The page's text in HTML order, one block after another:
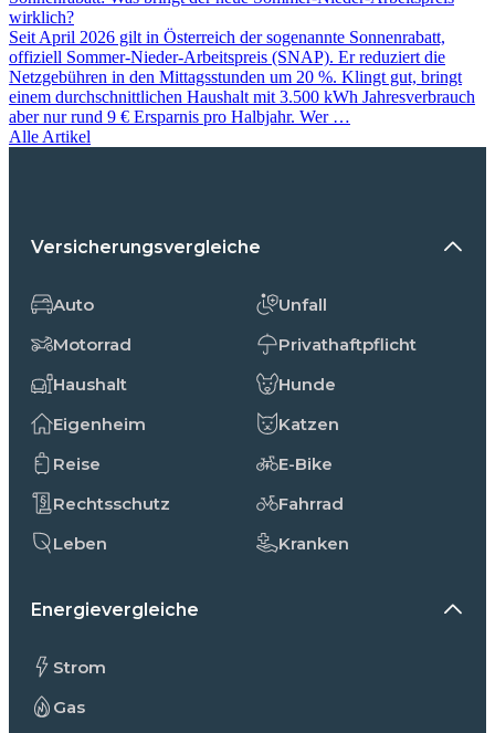
wirklich?
Seit April 2026 gilt in Österreich der sogenannte Sonnenrabatt,
offiziell Sommer-Nieder-Arbeitspreis (SNAP). Er reduziert die
Netzgebühren in den Mittagsstunden um 20 %. Klingt gut, bringt
einem durchschnittlichen Haushalt mit 3.500 kWh Jahresverbrauch
aber nur rund 9 € Ersparnis pro Halbjahr. Wer …
Alle Artikel
Versicherungsvergleiche
Auto
Motorrad
Haushalt
Eigenheim
Reise
Rechtsschutz
Leben
Unfall
Privathaftpflicht
Hunde
Katzen
E-Bike
Fahrrad
Kranken
Energievergleiche
Strom
Gas